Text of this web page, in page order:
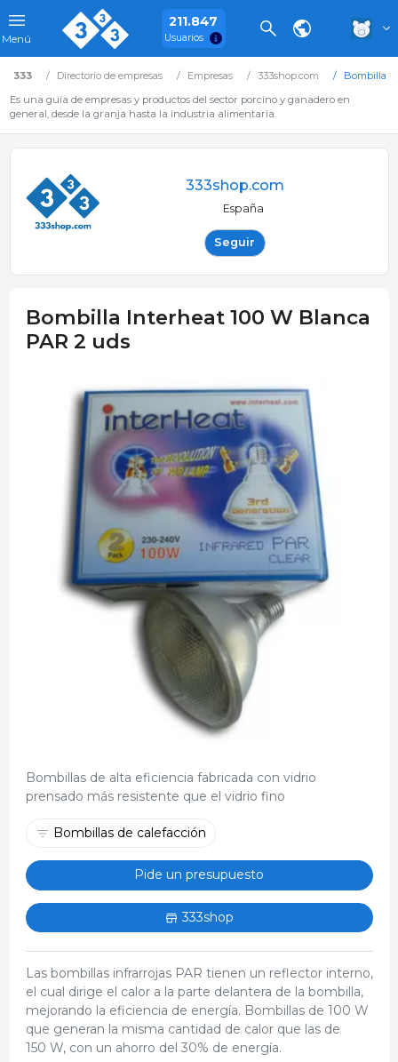
Menú
211.847
Usuarios
333 Directorio de empresas Empresas 333shop.com
Bombilla
Es una guía de empresas y productos del sector porcino y ganadero en
general, desde la granja hasta la industria alimentaria.
333shop.com
España
Seguir
Bombilla Interheat 100 W Blanca
PAR 2 uds
Bombillas de alta eficiencia fabricada con vidrio
prensado más resistente que el vidrio fino
Bombillas de calefacción
Pide un presupuesto
333shop
Las bombillas infrarrojas PAR tienen un reflector interno,
el cual dirige el calor a la parte delantera de la bombilla,
mejorando la eficiencia de energía. Bombillas de 100 W
que generan la misma cantidad de calor que las de
150 W, con un ahorro del 30% de energía.